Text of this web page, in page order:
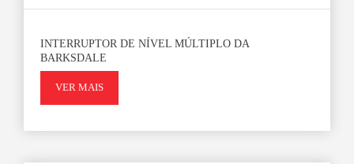
INTERRUPTOR DE NÍVEL MÚLTIPLO DA
BARKSDALE
VER MAIS